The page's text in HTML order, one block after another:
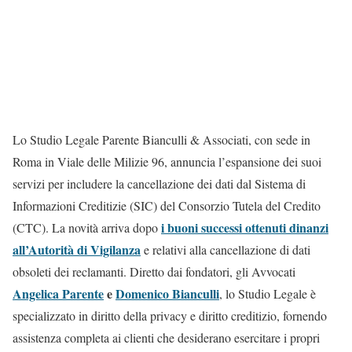
Lo Studio Legale Parente Bianculli & Associati, con sede in
Roma in Viale delle Milizie 96, annuncia l’espansione dei suoi
servizi per includere la cancellazione dei dati dal Sistema di
Informazioni Creditizie (SIC) del Consorzio Tutela del Credito
(CTC). La novità arriva dopoi buoni successi ottenuti dinanzi
all’Autorità di Vigilanzae relativi alla cancellazione di dati
obsoleti dei reclamanti. Diretto dai fondatori, gli Avvocati
Angelica ParenteeDomenico Bianculli, lo Studio Legale è
specializzato in diritto della privacy e diritto creditizio, fornendo
assistenza completa ai clienti che desiderano esercitare i propri